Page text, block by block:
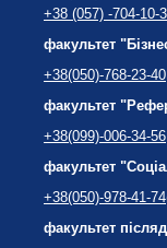
+38 (057) -704-10-
факультет
+38(050)-768-23-40
факультет
+38(099)-006-34-56
факультет
+38(050)-978-41-74
факультет